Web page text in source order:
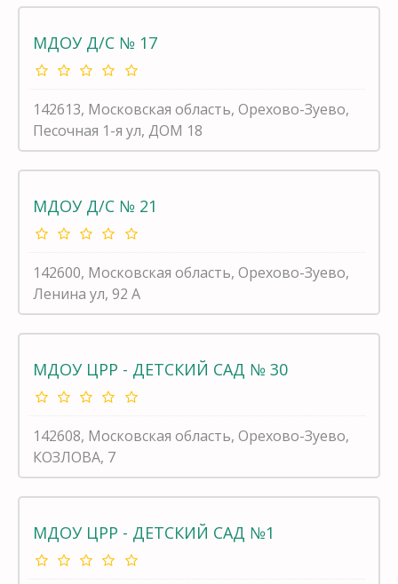
МДОУ Д/С № 17
142613, Московская область, Орехово-Зуево,
Песочная 1-я ул, ДОМ 18
МДОУ Д/С № 21
142600, Московская область, Орехово-Зуево,
Ленина ул, 92 А
МДОУ ЦРР - ДЕТСКИЙ САД № 30
142608, Московская область, Орехово-Зуево,
КОЗЛОВА, 7
МДОУ ЦРР - ДЕТСКИЙ САД №1